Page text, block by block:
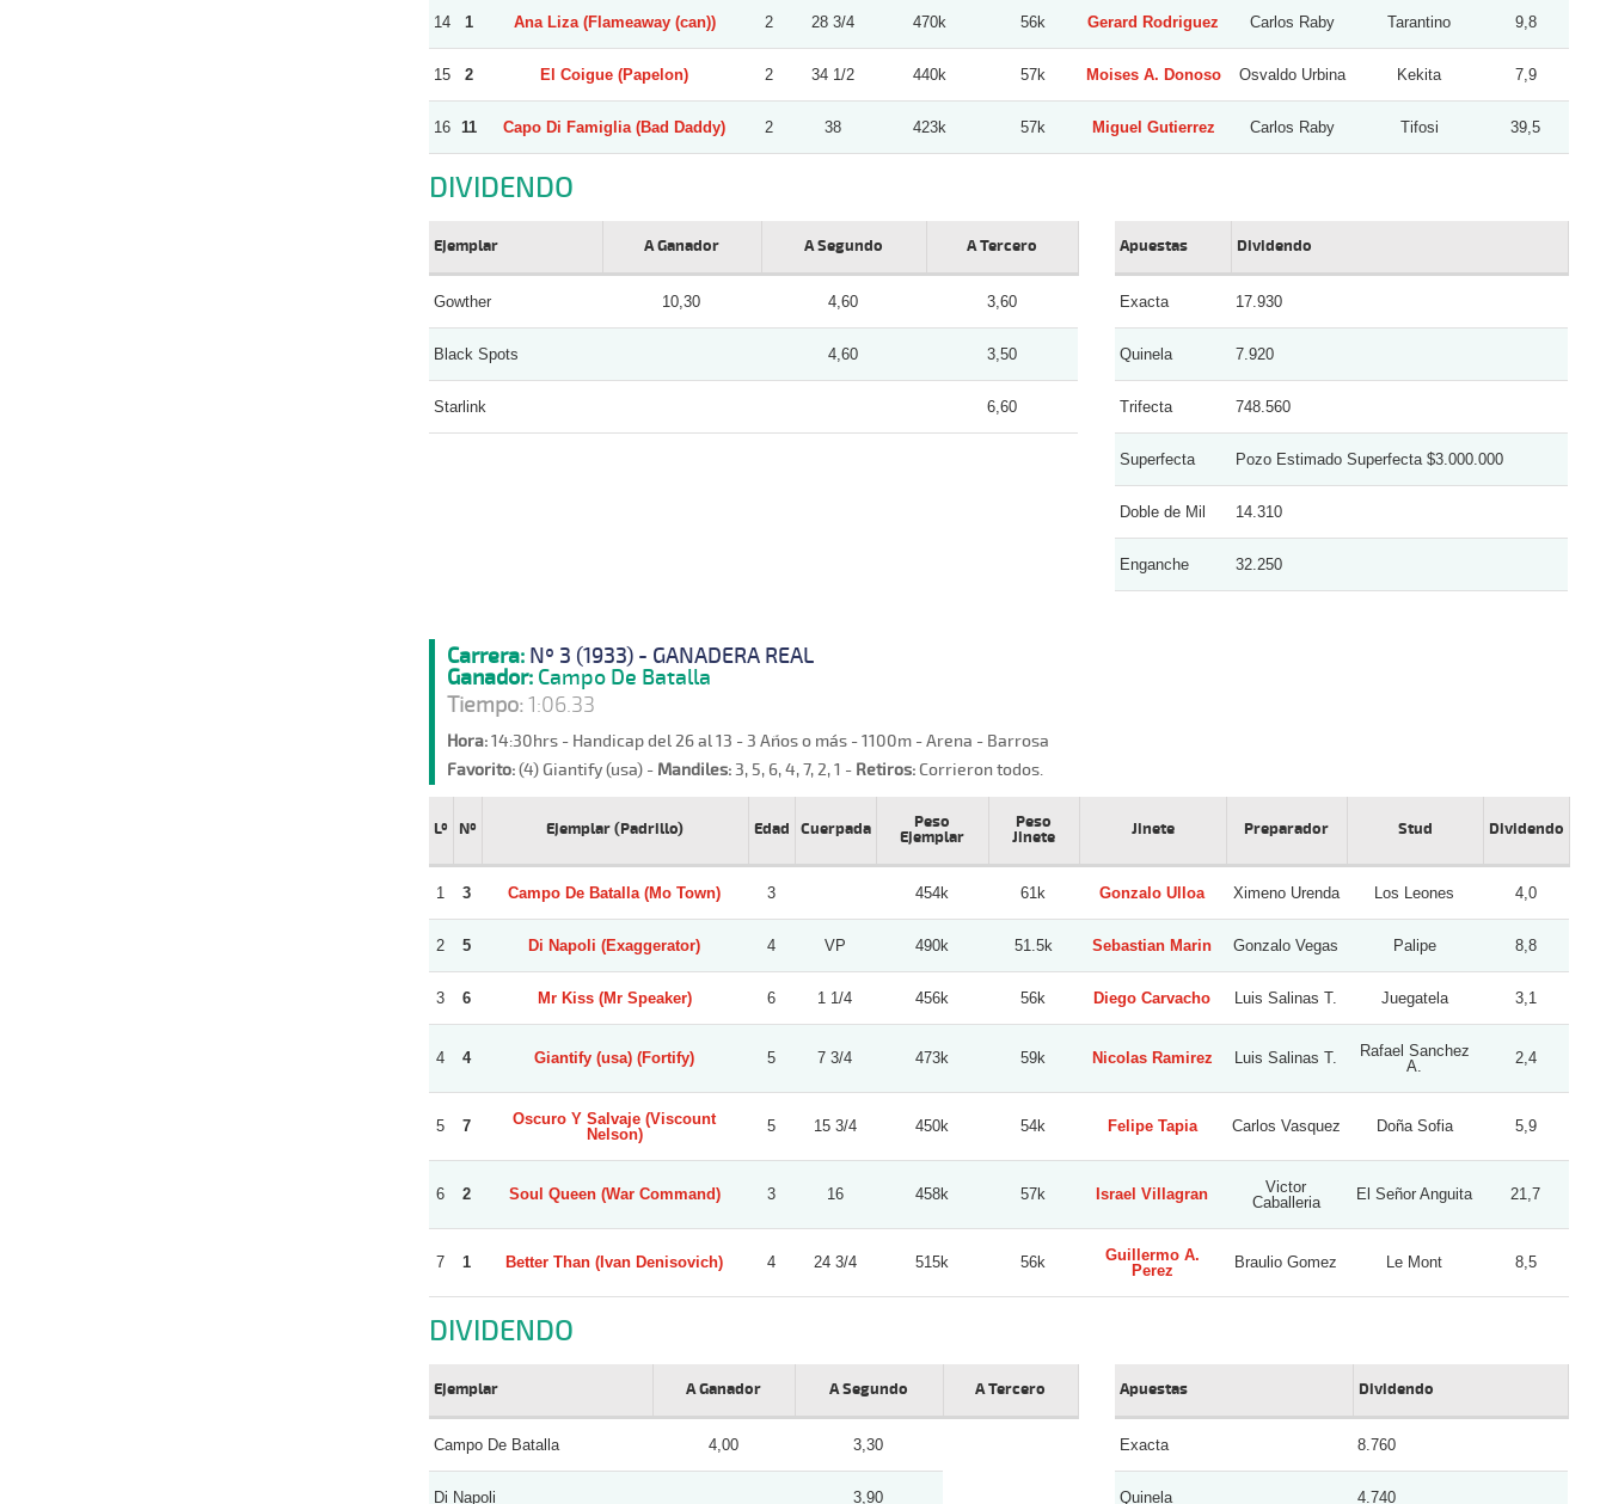
14 1 Ana Liza (Flameaway (can)) 2 28 3/4 470k 56k Gerard Rodriguez Carlos Raby Tarantino 9,8
15 2 El Coigue (Papelon) 2 34 1/2 440k 57k Moises A. Donoso Osvaldo Urbina Kekita 7,9
16 11 Capo Di Famiglia (Bad Daddy) 2 38 423k 57k Miguel Gutierrez Carlos Raby Tifosi 39,5
DIVIDENDO
Ejemplar A Ganador A Segundo A Tercero
Gowther 10,30 4,60 3,60
Black Spots 4,60 3,50
Starlink 6,60
Apuestas Dividendo
Exacta 17.930
Quinela 7.920
Trifecta 748.560
Superfecta Pozo Estimado Superfecta $3.000.000
Doble de Mil 14.310
Enganche 32.250
Carrera: Nº 3 (1933) - GANADERA REAL
Ganador:Campo De Batalla
Tiempo:1:06.33
Hora:14:30hrs - Handicap del 26 al 13 - 3 Años o más - 1100m - Arena - Barrosa
Favorito:(4) Giantify (usa) - Mandiles:3, 5, 6, 4, 7, 2, 1 - Retiros:Corrieron todos.
Lº Nº Ejemplar (Padrillo) Edad Cuerpada
Peso
Ejemplar
Peso
Jinete
Jinete Preparador Stud Dividendo
1 3 Campo De Batalla (Mo Town) 3 454k 61k Gonzalo Ulloa Ximeno Urenda Los Leones 4,0
2 5 Di Napoli (Exaggerator) 4 VP 490k 51.5k Sebastian Marin Gonzalo Vegas Palipe 8,8
3 6 Mr Kiss (Mr Speaker) 6 1 1/4 456k 56k Diego Carvacho Luis Salinas T. Juegatela 3,1
4 4 Giantify (usa) (Fortify) 5 7 3/4 473k 59k Nicolas Ramirez Luis Salinas T.
Rafael Sanchez
A.
2,4
5 7
Oscuro Y Salvaje (Viscount
Nelson)
5 15 3/4 450k 54k Felipe Tapia Carlos Vasquez Doña Sofia 5,9
6 2 Soul Queen (War Command) 3 16 458k 57k Israel Villagran
Victor
Caballeria
El Señor Anguita 21,7
7 1 Better Than (Ivan Denisovich) 4 24 3/4 515k 56k
Guillermo A.
Perez
Braulio Gomez Le Mont 8,5
DIVIDENDO
Ejemplar A Ganador A Segundo A Tercero
Campo De Batalla 4,00 3,30
Di Napoli 3,90
Apuestas Dividendo
Exacta 8.760
Quinela 4.740